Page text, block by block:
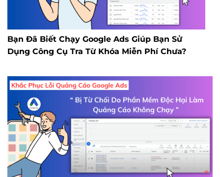
Bạn Đã Biết Chạy Google Ads Giúp Bạn Sử
Dụng Công Cụ Tra Từ Khóa Miễn Phí Chưa?